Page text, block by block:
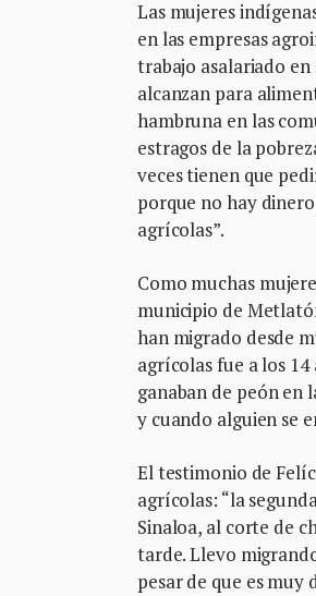
Las mujeres
en las empresas
trabajo asalariado en
alcanzan para
hambruna en las
estragos de la
veces tienen que
porque no hay
agrícolas”.
Como muchas
municipio de
han migrado desde
agrícolas fue a los 14
ganaban de peón en
y cuando alguien se
El testimonio de
agrícolas: “la
Sinaloa, al corte de
tarde. Llevo
pesar de que es muy